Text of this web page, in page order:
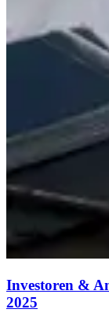
Investoren &
2025